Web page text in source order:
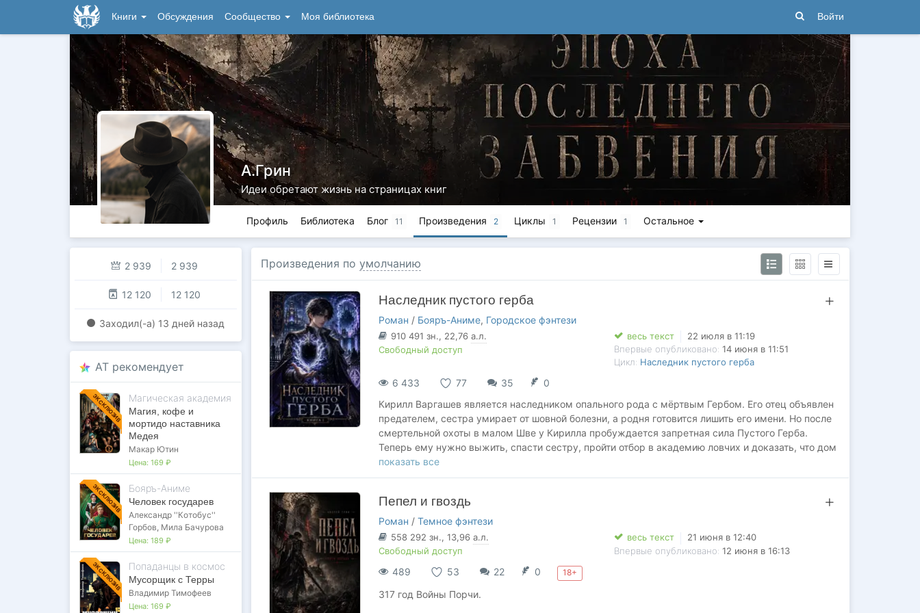
Книги Обсуждения Сообщество Моя библиотека Войти
А.Грин
Идеи обретают жизнь на страницах книг
Профиль Библиотека Блог 11 Произведения 2 Циклы 1 Рецензии 1 Остальное
2 939 2 939
12 120 12 120
Заходил(-a) 13 дней назад
AT рекомендует
ЭКСКЛЮЗИВ Магическая академия
Магия, кофе и
мортидо наставника
Медея
Макар Ютин
Цена: 169 ₽
ЭКСКЛЮЗИВ Бояръ-Аниме
Человек государев
Александр ''Котобус''
Горбов, Мила Бачурова
Цена: 189 ₽
ЭКСКЛЮЗИВ Попаданцы в космос
Мусорщик с Терры
Владимир Тимофеев
Цена: 169 ₽
Произведения по умолчанию
Наследник пустого герба
Роман / Бояръ-Аниме, Городское фэнтези
910 491 зн., 22,76 а.л.
Свободный доступ
весь текст
22 июля в 11:19
Впервые опубликовано: 14 июня в 11:51
Цикл: Наследник пустого герба
6 433 77 35
0
Кирилл Варгашев является наследником опального рода с мёртвым Гербом. Его отец объявлен
предателем, сестра умирает от шовной болезни, а родня готовится лишить его имени. Но после
смертельной охоты в малом Шве у Кирилла пробуждается запретная сила Пустого Герба.
Теперь ему нужно выжить, спасти сестру, пройти отбор в академию ловчих и доказать, что дом
Варгашевых ещё не умер.
показать все
Пепел и гвоздь
Роман / Темное фэнтези
558 292 зн., 13,96 а.л.
Свободный доступ
весь текст
21 июня в 12:40
Впервые опубликовано: 12 июня в 16:13
489 53 22 0 18+
317 год Войны Порчи.